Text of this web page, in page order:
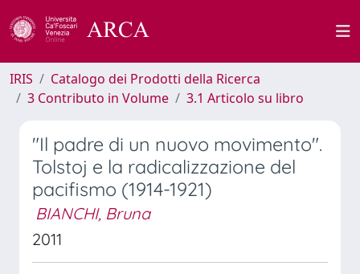
IRIS
Catalogo dei Prodotti della Ricerca
3 Contributo in Volume
3.1 Articolo su libro
"Il padre di un nuovo movimento".
Tolstoj e la radicalizzazione del
pacifismo (1914-1921)
BIANCHI, Bruna
2011